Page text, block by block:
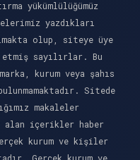
yükümlülüğümüz
yazdıkları
olup, siteye üye
etmiş sayılırlar. Bu
kurum veya şahıs
Sitede
makaleler
alan içerikler haber
kurum ve kişiler